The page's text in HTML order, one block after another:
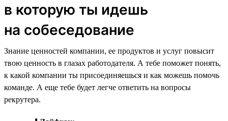
в которую ты идешь
на собеседование
Знание ценностей компании, ее продуктов и услуг повысит
твою ценность в глазах работодателя. А тебе поможет понять,
к какой компании ты присоединяешься и как можешь помочь
команде. А еще тебе будет легче ответить на вопросы
рекрутера.